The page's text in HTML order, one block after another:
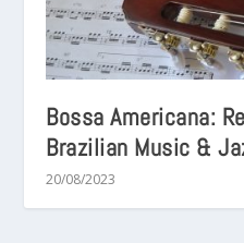
Bossa Americana:
Brazilian Music &
20/08/2023